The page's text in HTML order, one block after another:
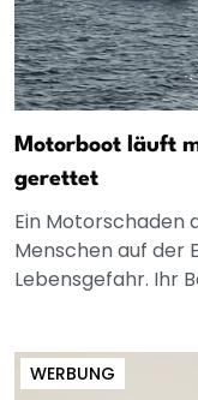
Motorboot läuft
gerettet
Ein Motorschaden
Menschen auf der
Lebensgefahr. Ihr
WERBUNG